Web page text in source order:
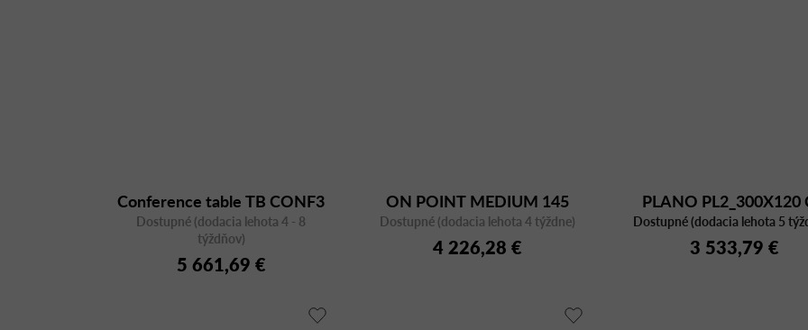
Conference table TB CONF3
Dostupné (dodacia lehota 4 - 8
týždňov)
5 661,69 €
ON POINT MEDIUM 145
Dostupné (dodacia lehota 4 týždne)
4 226,28 €
PLANO PL2_300X120
BI/CFC BI
Dostupné (dodacia lehota 5
3 533,79 €